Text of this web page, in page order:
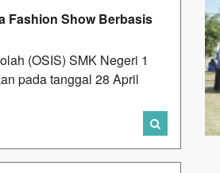
Fashion Show Berbasis
(OSIS) SMK Negeri 1
pada tanggal 28 April